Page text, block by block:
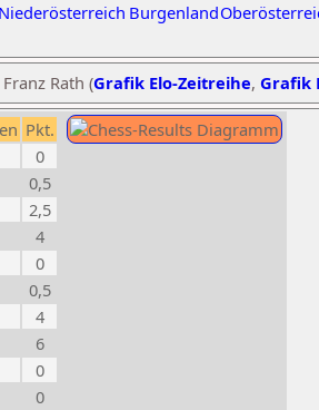
Niederösterreich Burgenland
Rath (Grafik Elo-Zeitreihe, Grafik
Pkt.
0
0,5
2,5
4
0
0,5
4
6
0
0